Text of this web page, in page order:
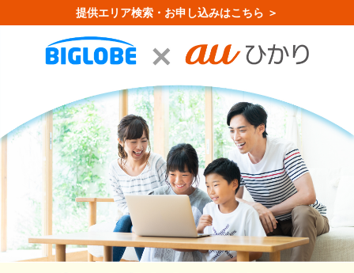
提供エリア検索・お申し込みはこちら ＞